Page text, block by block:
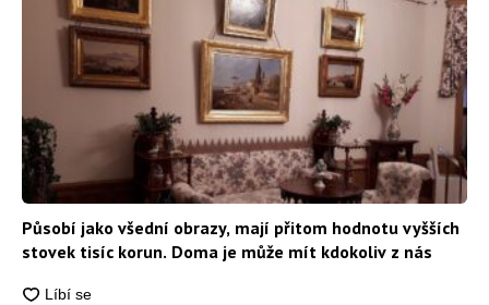
Působí jako všední obrazy, mají přitom hodnotu vyšších
stovek tisíc korun. Doma je může mít kdokoliv z nás